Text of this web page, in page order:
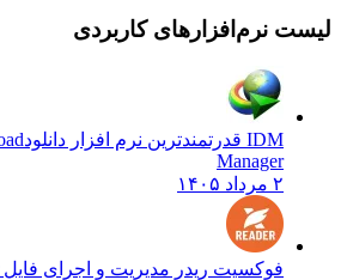
نرم‌افزارهای کاربردی
Manager
فوکسیت ریدر مدیریت و اجرای فایل PDF